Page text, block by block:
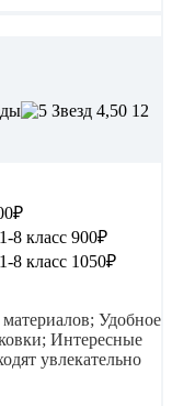
4,50 12
8 класс 900₽
8 класс 1050₽
Удобное
Интересные
увлекательно